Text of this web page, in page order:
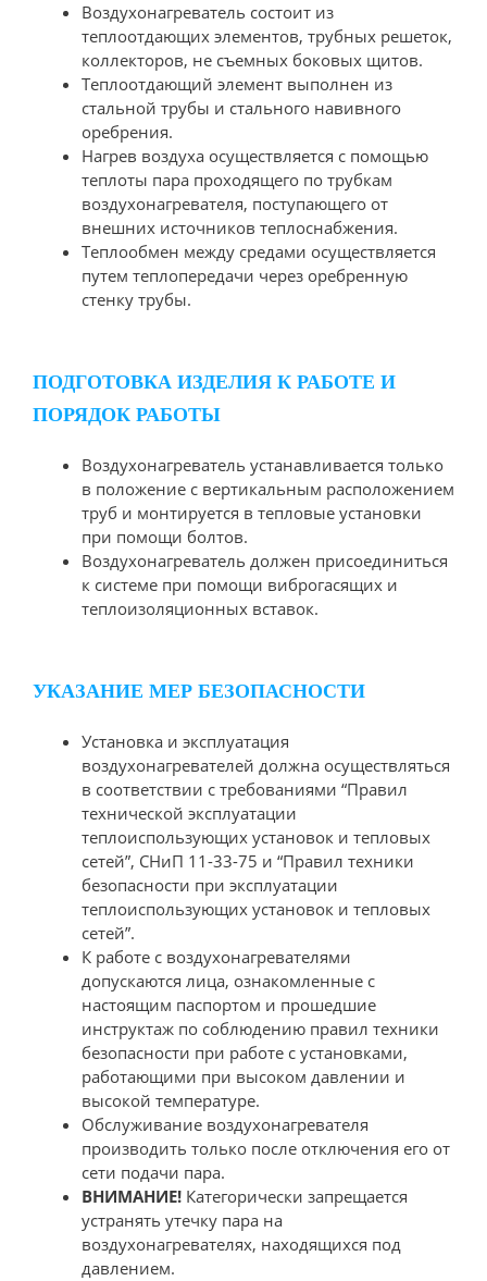
Воздухонагреватель состоит из
теплоотдающих элементов, трубных решеток,
коллекторов, не съемных боковых щитов.
Теплоотдающий элемент выполнен из
стальной трубы и стального навивного
оребрения.
Нагрев воздуха осуществляется с помощью
теплоты пара проходящего по трубкам
воздухонагревателя, поступающего от
внешних источников теплоснабжения.
Теплообмен между средами осуществляется
путем теплопередачи через оребренную
стенку трубы.
ПОДГОТОВКА ИЗДЕЛИЯ К РАБОТЕ И
ПОРЯДОК РАБОТЫ
Воздухонагреватель устанавливается только
в положение с вертикальным расположением
труб и монтируется в тепловые установки
при помощи болтов.
Воздухонагреватель должен присоединиться
к системе при помощи виброгасящих и
теплоизоляционных вставок.
УКАЗАНИЕ МЕР БЕЗОПАСНОСТИ
Установка и эксплуатация
воздухонагревателей должна осуществляться
в соответствии с требованиями “Правил
технической эксплуатации
теплоиспользующих установок и тепловых
сетей”, СНиП 11-33-75 и “Правил техники
безопасности при эксплуатации
теплоиспользующих установок и тепловых
сетей”.
К работе с воздухонагревателями
допускаются лица, ознакомленные с
настоящим паспортом и прошедшие
инструктаж по соблюдению правил техники
безопасности при работе с установками,
работающими при высоком давлении и
высокой температуре.
Обслуживание воздухонагревателя
производить только после отключения его от
сети подачи пара.
ВНИМАНИЕ! Категорически запрещается
устранять утечку пара на
воздухонагревателях, находящихся под
давлением.